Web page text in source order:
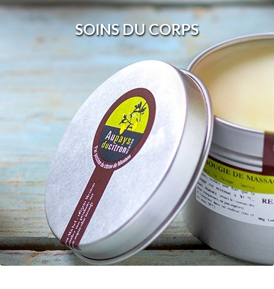
SOINS DU CORPS